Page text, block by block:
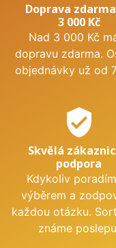
Doprava
3 000 Kč
Nad 3 000 Kč
dopravu zdarma.
objednávky už od
verified_user
Skvělá
podpora
Kdykoliv
výběrem a
každou otázku.
známe